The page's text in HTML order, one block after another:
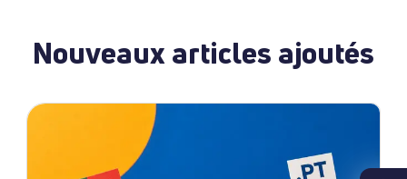
Nouveaux articles ajoutés